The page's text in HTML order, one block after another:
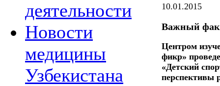
деятельности
Новости
медицины
Узбекистана
10.01.2015
Важный
Центром
фикр»
«Детский
перспективы